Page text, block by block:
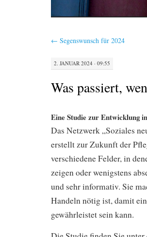
← Segenswunsch für 2024
2. JANUAR 2024 · 09:55
Was passiert,
Eine Studie zur Entwicklung
Das Netzwerk „Soziales
erstellt zur Zukunft der
verschiedene Felder, in
zeigen oder wenigstens
und sehr informativ. Sie
Handeln nötig ist, damit
gewährleistet sein kann.